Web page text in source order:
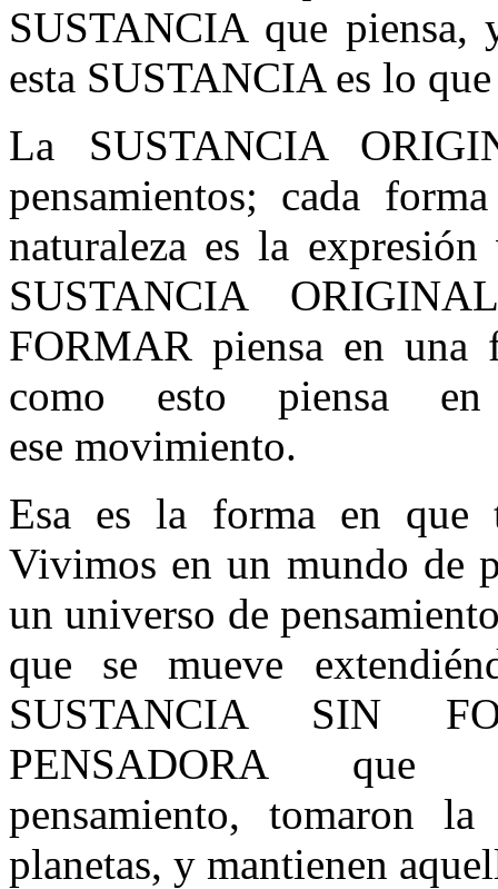
SUSTANCIA que piensa,
esta SUSTANCIA es lo
La SUSTANCIA
pensamientos; cada
naturaleza es la
SUSTANCIA
FORMAR piensa en una
como esto piensa
ese movimiento.
Esa es la forma en que
Vivimos en un mundo de
un universo de
que se mueve
SUSTANCIA SIN
PENSADORA
pensamiento, tomaron
planetas, y mantienen